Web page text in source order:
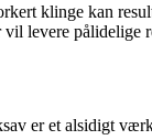
klinge kan
levere pålidelige
er et alsidigt